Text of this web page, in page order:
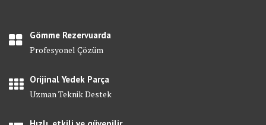
Gömme Rezervuarda
Profesyonel Çözüm
Orijinal Yedek Parça
Uzman Teknik Destek